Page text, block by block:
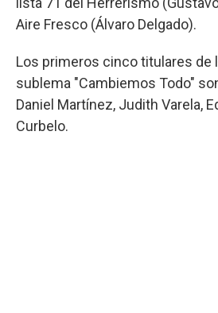
Aire Fresco (Álvaro Delgado).
Los primeros cinco titulares de
sublema "Cambiemos Todo"
Daniel Martínez, Judith Varela,
Curbelo.